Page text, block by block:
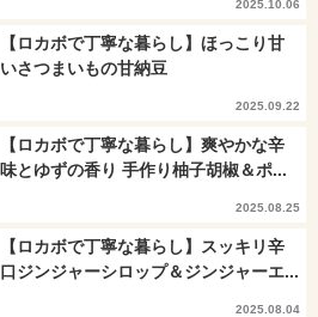
2025.10.06
【ロカボで丁寧な暮らし】ほっこり甘
いさつまいもの甘納豆
2025.09.22
【ロカボで丁寧な暮らし】爽やかな辛
味とゆずの香り 手作り柚子胡椒＆ポ...
2025.08.25
【ロカボで丁寧な暮らし】スッキリ辛
口ジンジャーシロップ＆ジンジャーエ...
2025.08.04